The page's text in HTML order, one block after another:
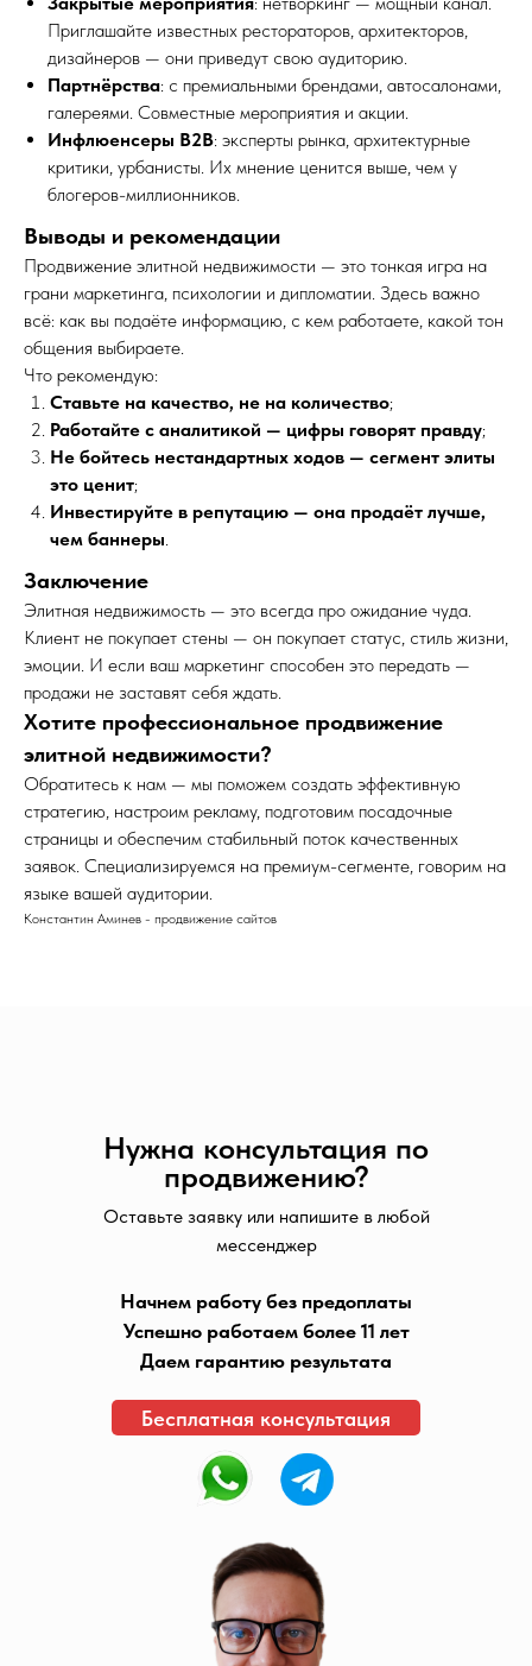
Приглашайте известных рестораторов, архитекторов,
дизайнеров — они приведут свою аудиторию.
Партнёрства: с премиальными брендами, автосалонами,
галереями. Совместные мероприятия и акции.
Инфлюенсеры B2B: эксперты рынка, архитектурные
критики, урбанисты. Их мнение ценится выше, чем у
блогеров-миллионников.
Выводы и рекомендации
Продвижение элитной недвижимости — это тонкая игра на
грани маркетинга, психологии и дипломатии. Здесь важно
всё: как вы подаёте информацию, с кем работаете, какой тон
общения выбираете.
Что рекомендую:
Ставьте на качество, не на количество;
Работайте с аналитикой — цифры говорят правду;
Не бойтесь нестандартных ходов — сегмент элиты
это ценит;
Инвестируйте в репутацию — она продаёт лучше,
чем баннеры.
Заключение
Элитная недвижимость — это всегда про ожидание чуда.
Клиент не покупает стены — он покупает статус, стиль жизни,
эмоции. И если ваш маркетинг способен это передать —
продажи не заставят себя ждать.
Хотите профессиональное продвижение
элитной недвижимости?
Обратитесь к нам — мы поможем создать эффективную
стратегию, настроим рекламу, подготовим посадочные
страницы и обеспечим стабильный поток качественных
заявок. Специализируемся на премиум-сегменте, говорим на
языке вашей аудитории.
Константин Аминев - продвижение сайтов
Нужна консультация по
продвижению?
Оставьте заявку или напишите в любой
мессенджер
Начнем работу без предоплаты
Даем гарантию результата
Бесплатная консультация
Успешно работаем более 11 лет